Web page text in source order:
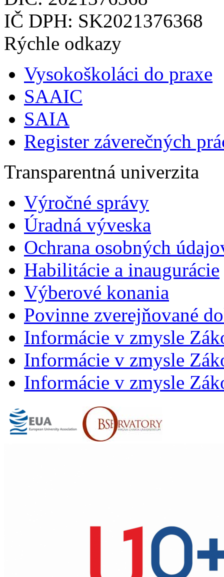
IČ DPH: SK2021376368
Rýchle odkazy
Vysokoškoláci do praxe
SAAIC
SAIA
Register záverečných
Transparentná univerzita
Výročné správy
Úradná výveska
Ochrana osobných
Habilitácie a inaugurácie
Výberové konania
Povinne zverejňované
Informácie v zmysle
Informácie v zmysle
Informácie v zmysle